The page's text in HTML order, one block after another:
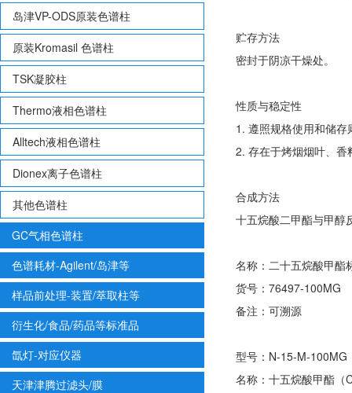
岛津VP-ODS原装色谱柱
原装Kromasil 色谱柱
TSK凝胶柱
Thermo液相色谱柱
Alltech液相色谱柱
Dionex离子色谱柱
其他色谱柱
GC气相色谱柱
色谱耗材-Agilent/岛津等
样品前处理-装置/萃取柱等
衍生化/食品/药品等标准品
氙灯-对应仪器
天津津腾过滤头/膜
贮存方法
密封于阴凉干燥处。
性质与稳定性
1. 遵照规格使用和储存
2. 存在于烤烟烟叶、
合成方法
十五烷酸二甲酯与甲醇
名称：二十五烷酸甲酯
货号：76497-100MG
备注：可溯源
型号：N-15-M-100MG
名称：十五烷酸甲酯